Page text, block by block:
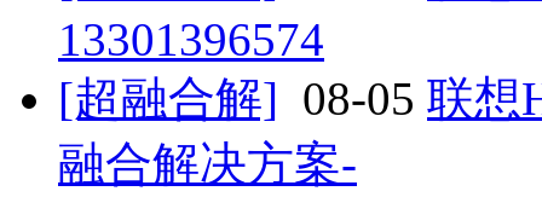
13301396574
[超融合解] 08-05 联想
融合解决方案-